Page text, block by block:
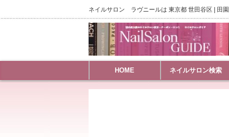
ネイルサロン ラヴニールは 東京都 世田谷区 | 田
HOME ネイルサロン検索